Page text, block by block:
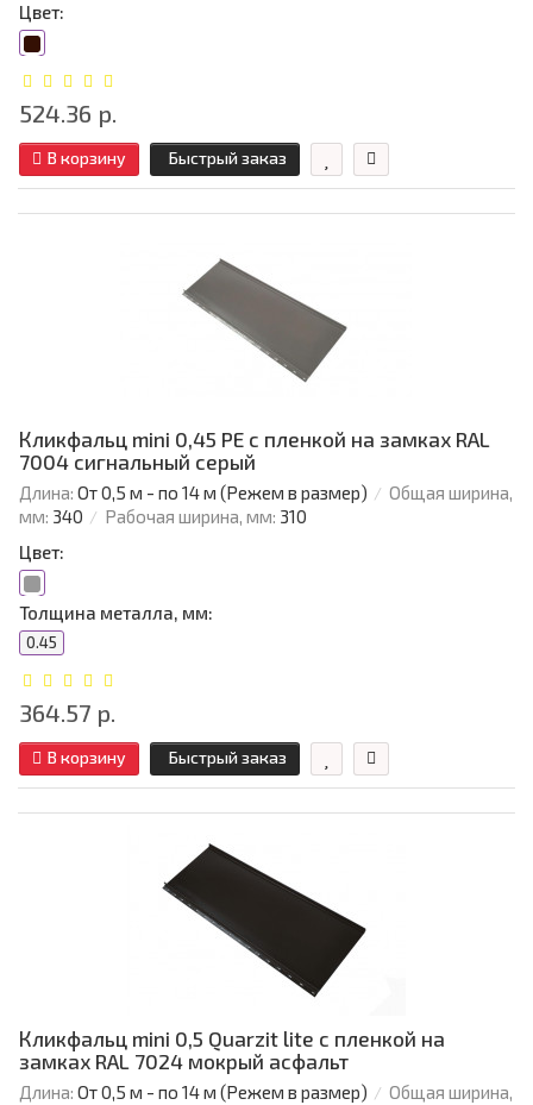
Цвет:
524.36 р.
В корзину Быстрый заказ
Кликфальц mini 0,45 PE с пленкой на замках RAL
7004 сигнальный серый
Длина: От 0,5 м - по 14 м (Режем в размер)
Общая ширина,
мм: 340 Рабочая ширина, мм: 310
Цвет:
Толщина металла, мм:
0.45
364.57 р.
В корзину Быстрый заказ
Кликфальц mini 0,5 Quarzit lite с пленкой на
замках RAL 7024 мокрый асфальт
Длина: От 0,5 м - по 14 м (Режем в размер) Общая ширина,